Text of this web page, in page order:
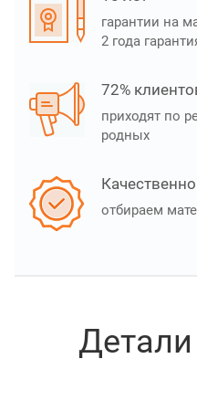
гарантии на
2 года
72%
приходят по
родных
Качественно
отбираем